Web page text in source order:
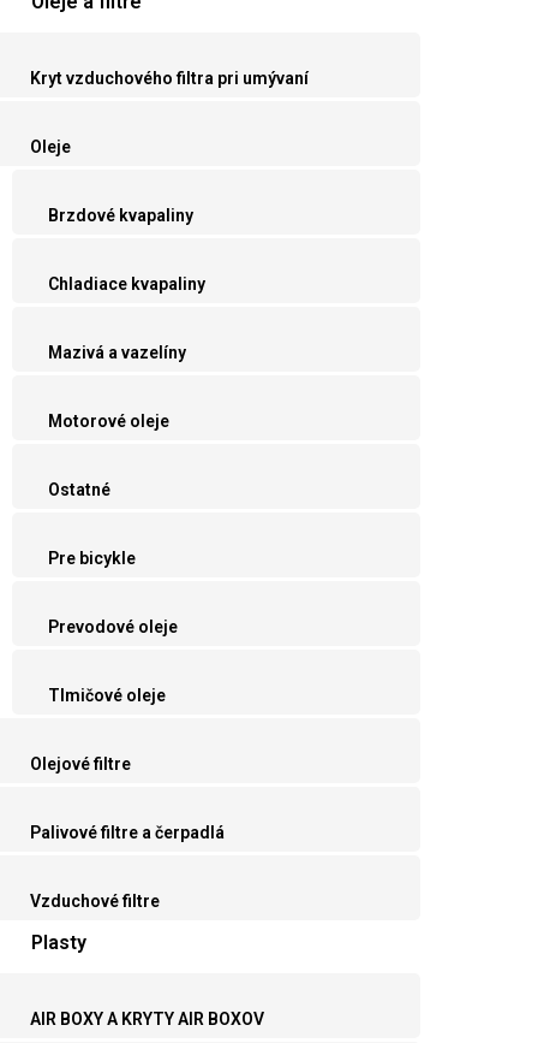
Kryt vzduchového filtra pri umývaní
Oleje
Brzdové kvapaliny
Chladiace kvapaliny
Mazivá a vazelíny
Motorové oleje
Ostatné
Pre bicykle
Prevodové oleje
Tlmičové oleje
Olejové filtre
Palivové filtre a čerpadlá
Vzduchové filtre
Plasty
AIR BOXY A KRYTY AIR BOXOV